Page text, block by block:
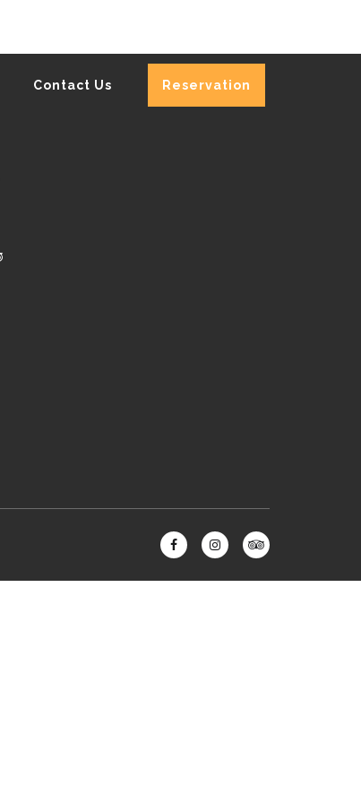
Contact Us Reservation